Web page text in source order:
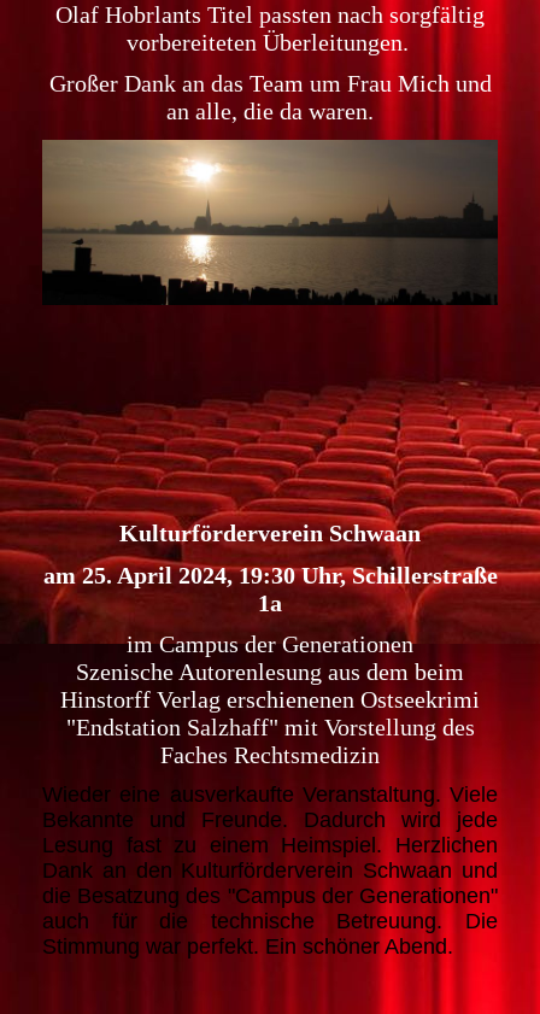
Olaf Hobrlants Titel passten nach sorgfältig
vorbereiteten Überleitungen.
Großer Dank an das Team um Frau Mich und
an alle, die da waren.
Kulturförderverein Schwaan
am 25. April 2024, 19:30 Uhr, Schillerstraße
1a
im Campus der Generationen
Szenische Autorenlesung aus dem beim
Hinstorff Verlag erschienenen Ostseekrimi
"Endstation Salzhaff" mit Vorstellung des
Faches Rechtsmedizin
Wieder eine ausverkaufte Veranstaltung. Viele
Bekannte und Freunde. Dadurch wird jede
Lesung fast zu einem Heimspiel. Herzlichen
Dank an den Kulturförderverein Schwaan und
die Besatzung des "Campus der Generationen"
auch für die technische Betreuung. Die
Stimmung war perfekt. Ein schöner Abend.